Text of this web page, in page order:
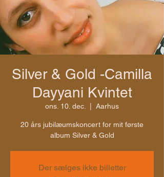
Silver & Gold -Camilla
Dayyani Kvintet
ons. 10. dec. Aarhus
20 års jubilæumskoncert for mit første
album Silver & Gold
Der sælges ikke billetter